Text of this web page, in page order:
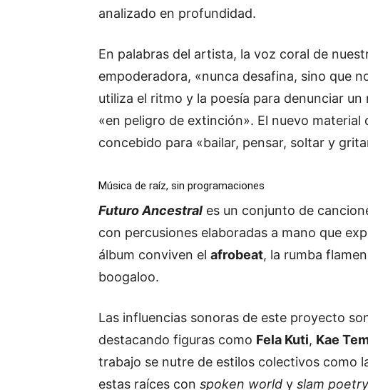
analizado en profundidad.
En palabras del artista, la voz coral de
empoderadora, «nunca desafina, sino que
utiliza el ritmo y la poesía para denunciar
«en peligro de extinción». El nuevo
concebido para «bailar, pensar, soltar y
Música de raíz, sin programaciones
Futuro Ancestral es un conjunto de
con percusiones elaboradas a mano que
álbum conviven el afrobeat, la rumba
boogaloo.
Las influencias sonoras de este proyecto
destacando figuras como Fela Kuti, Kae
trabajo se nutre de estilos colectivos como
estas raíces con spoken world y slam poetry